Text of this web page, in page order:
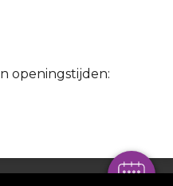
openingstijden: